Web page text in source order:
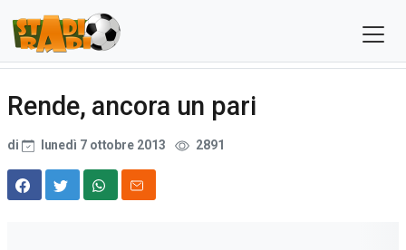
Rende, ancora un pari
di lunedì 7 ottobre 2013 2891